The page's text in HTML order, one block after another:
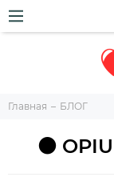
Главная БЛОГ
⚫